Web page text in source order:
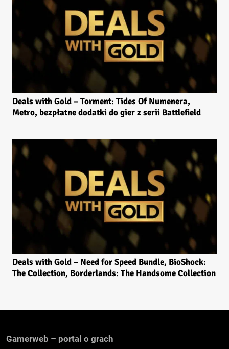
Deals with Gold – Torment: Tides Of Numenera,
Metro, bezpłatne dodatki do gier z serii Battlefield
Deals with Gold – Need for Speed Bundle, BioShock:
The Collection, Borderlands: The Handsome Collection
Gamerweb – portal o grach